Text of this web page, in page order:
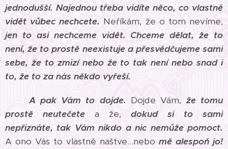
jednodušší. Najednou třeba vidíte něco, co vlastně
vidět vůbec nechcete. Neříkám, že o tom nevíme,
jen to asi nechceme vidět. Chceme dělat, že to
není, že to prostě neexistuje a přesvědčujeme sami
sebe, že to zmizí nebo že to tak není nebo snad i
to, že to za nás někdo vyřeší.
A pak Vám to dojde. Dojde Vám, že tomu
prostě neutečete a že, dokud si to sami
nepřiznáte, tak Vám nikdo a nic nemůže pomoct.
A ono Vás to vlastně naštve...nebo mě alespoň jo!